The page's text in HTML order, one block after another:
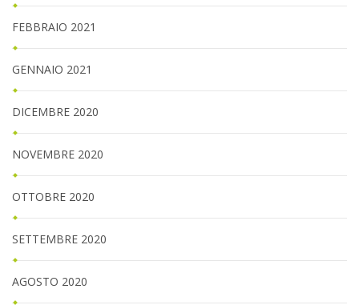
FEBBRAIO 2021
GENNAIO 2021
DICEMBRE 2020
NOVEMBRE 2020
OTTOBRE 2020
SETTEMBRE 2020
AGOSTO 2020